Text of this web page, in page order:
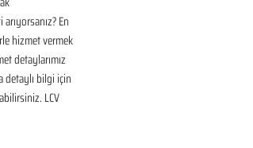
En
hizmet vermek
detaylarımız
detaylı bilgi için
LCV